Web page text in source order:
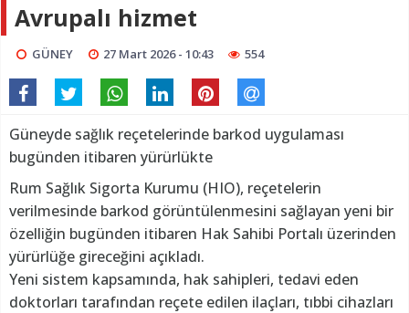
Avrupalı hizmet
GÜNEY 27 Mart 2026 - 10:43 554
Güneyde sağlık reçetelerinde barkod uygulaması
bugünden itibaren yürürlükte
Rum Sağlık Sigorta Kurumu (HIO), reçetelerin
verilmesinde barkod görüntülenmesini sağlayan yeni bir
özelliğin bugünden itibaren Hak Sahibi Portalı üzerinden
yürürlüğe gireceğini açıkladı.
Yeni sistem kapsamında, hak sahipleri, tedavi eden
doktorları tarafından reçete edilen ilaçları, tıbbi cihazları